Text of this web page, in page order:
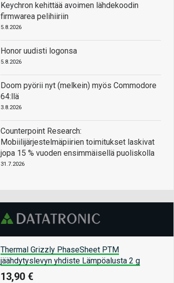
Keychron kehittää avoimen lähdekoodin
firmwarea pelihiiriin
5.8.2026
Honor uudisti logonsa
5.8.2026
Doom pyörii nyt (melkein) myös Commodore
64:llä
3.8.2026
Counterpoint Research:
Mobiilijärjestelmäpiirien toimitukset laskivat
jopa 15 % vuoden ensimmäisellä puoliskolla
31.7.2026
Thermal Grizzly PhaseSheet PTM
jäähdytyslevyn yhdiste Lämpöalusta 2 g
13,90 €